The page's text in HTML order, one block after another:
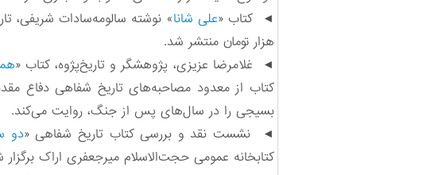
◄ کتاب «علی شانا
هزار تومان منتشر شد.
◄ غلامرضا عزیزی، پژوهشگر و تاریخ‌پژوه، کتاب «
کتاب از معدود مصاحبه‌های تاریخ شفاهی دفاع
بسیجی را در سال‌های پس از جنگ، روایت می‌کند.
◄ نشست نقد و بررسی کتاب تاریخ شفاهی «دو
کتابخانه عمومی حجت‌الاسلام میرجعفری اراک برگزار